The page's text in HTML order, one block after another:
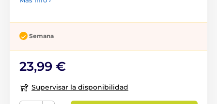
Semana
23,99 €
Supervisar la disponibilidad